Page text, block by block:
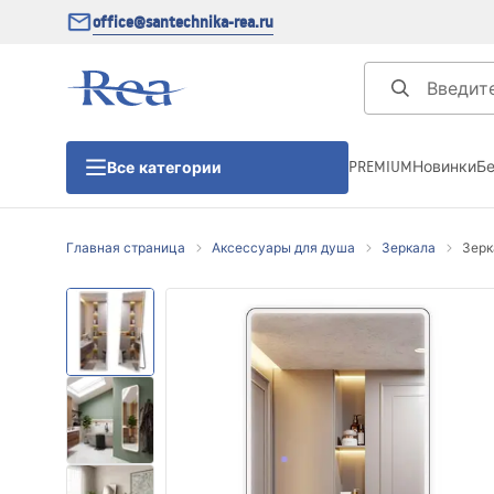
office@santechnika-rea.ru
Все категории
Душевые двери
Душевые поддоны
Линейные трапы для душа
PREMIUMНовинки
Главная страница Аксессуары для душа Зеркала